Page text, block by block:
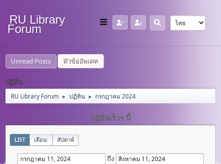
RU Library
Forum
Unread Posts หัวข้ออัพเดท
ปฏิทิน
RU Library Forum ► ปฏิทิน ► กรกฎาคม 2024
ปฏิทินเร็วๆ นี้
LIST เดือน: สัปดาห์
ถึง